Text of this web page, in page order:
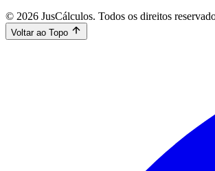
© 2026 JusCálculos. Todos os direitos
Voltar ao Topo